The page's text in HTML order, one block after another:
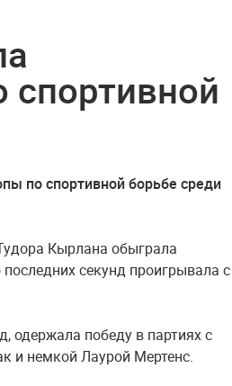
по спортивной борьбе среди
Кырлана обыграла
секунд проигрывала с
одержала победу в партиях с
и немкой Лаурой Мертенс.